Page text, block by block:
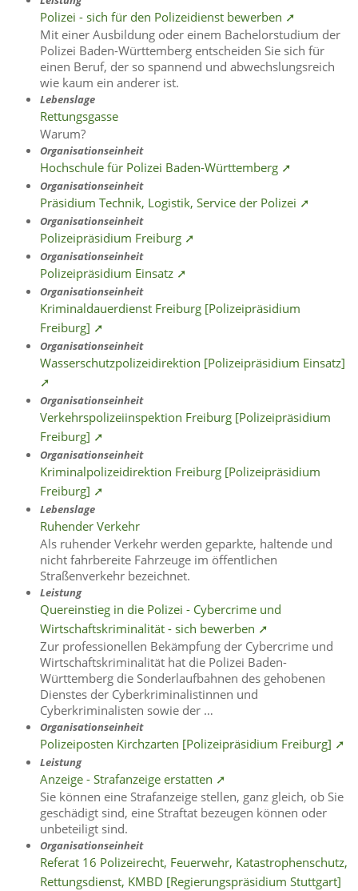
Polizei - sich für den Polizeidienst bewerben ➚
Mit einer Ausbildung oder einem Bachelorstudium der
Polizei Baden-Württemberg entscheiden Sie sich für
einen Beruf, der so spannend und abwechslungsreich
wie kaum ein anderer ist.
Lebenslage
Rettungsgasse
Warum?
Organisationseinheit
Hochschule für Polizei Baden-Württemberg ➚
Organisationseinheit
Präsidium Technik, Logistik, Service der Polizei ➚
Organisationseinheit
Polizeipräsidium Freiburg ➚
Organisationseinheit
Polizeipräsidium Einsatz ➚
Organisationseinheit
Kriminaldauerdienst Freiburg [Polizeipräsidium
Freiburg] ➚
Organisationseinheit
Wasserschutzpolizeidirektion [Polizeipräsidium Einsatz]
➚
Organisationseinheit
Verkehrspolizeiinspektion Freiburg [Polizeipräsidium
Freiburg] ➚
Organisationseinheit
Kriminalpolizeidirektion Freiburg [Polizeipräsidium
Freiburg] ➚
Lebenslage
Ruhender Verkehr
Als ruhender Verkehr werden geparkte, haltende und
nicht fahrbereite Fahrzeuge im öffentlichen
Straßenverkehr bezeichnet.
Leistung
Quereinstieg in die Polizei - Cybercrime und
Wirtschaftskriminalität - sich bewerben ➚
Zur professionellen Bekämpfung der Cybercrime und
Wirtschaftskriminalität hat die Polizei Baden-
Württemberg die Sonderlaufbahnen des gehobenen
Dienstes der Cyberkriminalistinnen und
Cyberkriminalisten sowie der …
Organisationseinheit
Polizeiposten Kirchzarten [Polizeipräsidium Freiburg] ➚
Leistung
Anzeige - Strafanzeige erstatten ➚
Sie können eine Strafanzeige stellen, ganz gleich, ob Sie
geschädigt sind, eine Straftat bezeugen können oder
unbeteiligt sind.
Organisationseinheit
Referat 16 Polizeirecht, Feuerwehr, Katastrophenschutz,
Rettungsdienst, KMBD [Regierungspräsidium Stuttgart]